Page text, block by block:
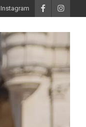
Instagram